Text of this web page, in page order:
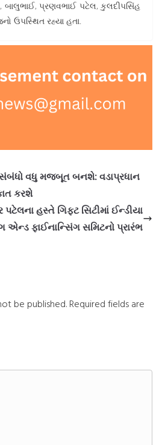
બાલુભાઈ, પ્રણવભાઈ પટેલ, કુલદીપસિંહ
ઉપસ્થિત રહ્યા હતા.
સંબંધો વધુ મજબૂત બનશે: વડાપ્રધાન
કરશે
હસ્તે ગિફ્ટ સિટીમાં ઈન્ડીયા
એન્ડ ફાઈનાન્સિંગ સમિટનો પ્રારંભ
be published. Required fields are